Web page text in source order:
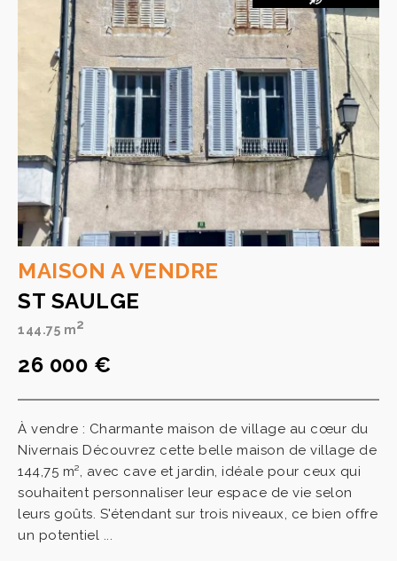
MAISON A VENDRE
ST SAULGE
144.75 m2
26 000 €
À vendre : Charmante maison de village au cœur du
Nivernais Découvrez cette belle maison de village de
144,75 m², avec cave et jardin, idéale pour ceux qui
souhaitent personnaliser leur espace de vie selon
leurs goûts. S'étendant sur trois niveaux, ce bien offre
un potentiel ...